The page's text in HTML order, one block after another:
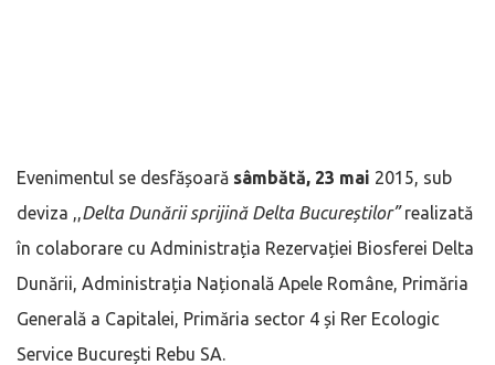
Evenimentul se desfășoară sâmbătă, 23 mai 2015, sub
deviza ,,Delta Dunării sprijină Delta Bucureștilor”realizată
în colaborare cu Administrația Rezervației Biosferei Delta
Dunării, Administrația Națională Apele Române, Primăria
Generală a Capitalei, Primăria sector 4 și Rer Ecologic
Service București Rebu SA.